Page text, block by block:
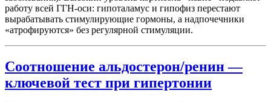
работу всей ГГН-оси: гипоталамус и гипофиз перестают
вырабатывать стимулирующие гормоны, а надпочечники
«атрофируются» без регулярной стимуляции.
Соотношение альдостерон/ренин —
ключевой тест при гипертонии